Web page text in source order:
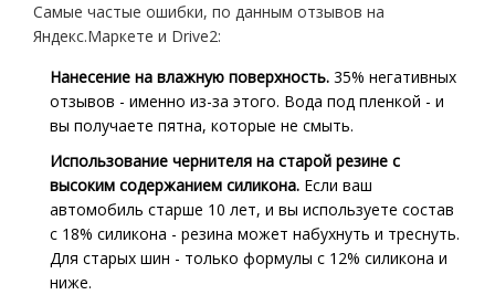
Самые частые ошибки, по данным отзывов на
Яндекс.Маркете и Drive2:
Нанесение на влажную поверхность. 35% негативных
отзывов - именно из-за этого. Вода под пленкой - и
вы получаете пятна, которые не смыть.
Использование чернителя на старой резине с
высоким содержанием силикона. Если ваш
автомобиль старше 10 лет, и вы используете состав
с 18% силикона - резина может набухнуть и треснуть.
Для старых шин - только формулы с 12% силикона и
ниже.